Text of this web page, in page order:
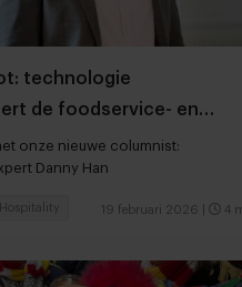
technologie
de foodservice- en
onze nieuwe columnist:
Danny Han
19 februari 2026 4
Hospitality